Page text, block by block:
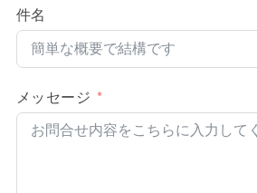
件名
メッセージ